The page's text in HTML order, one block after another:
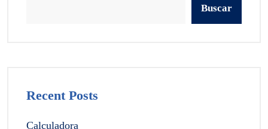
Buscar
Recent Posts
Calculadora